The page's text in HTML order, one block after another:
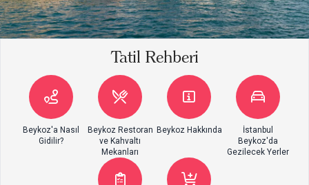
Tatil Rehberi
Beykoz'a Nasıl
Gidilir?
Beykoz Restoran
ve Kahvaltı
Mekanları
Beykoz Hakkında
İstanbul
Beykoz'da
Gezilecek Yerler